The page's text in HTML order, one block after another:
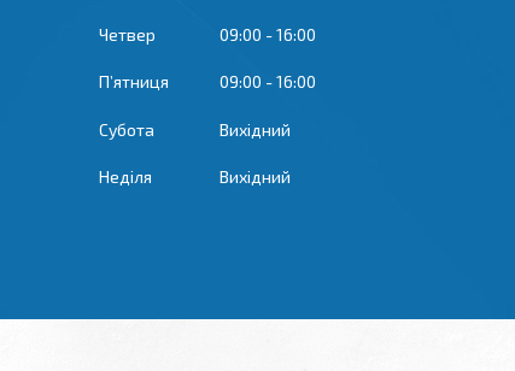
Четвер 09:00 16:00
Пʼятниця 09:00 16:00
Субота Вихідний
Неділя Вихідний